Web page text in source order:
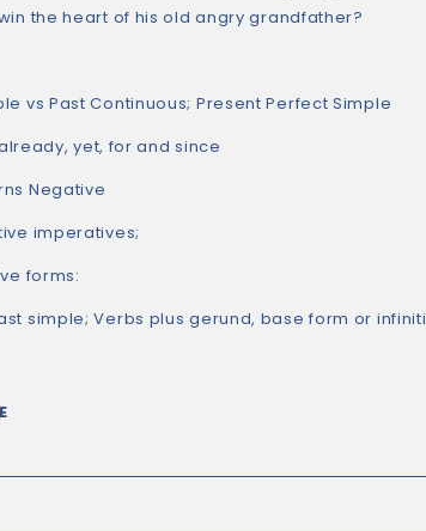
the heart of his old angry grandfather?
vs Past Continuous; Present Perfect Simple
yet, for and since
Negative
imperatives;
forms:
simple; Verbs plus gerund, base form or